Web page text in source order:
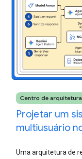
Centro de
Projetar um
multiusuário
Uma arquitetura de